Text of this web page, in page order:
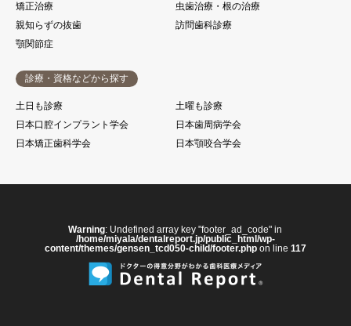
矯正治療
虫歯治療・根の治療
親知らずの抜歯
訪問歯科診療
顎関節症
診療・資格などから探す
土日も診療
土曜も診療
日本口腔インプラント学会
日本歯周病学会
日本矯正歯科学会
日本顎咬合学会
Warning: Undefined array key "footer_ad_code" in
/home/miyala/dentalreport.jp/public_html/wp-
content/themes/gensen_tcd050-child/footer.php on line 117